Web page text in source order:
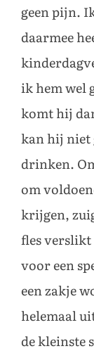
geen pijn.
daarmee
ik hem wel
komt hij
kan hij niet
drinken.
om
krijgen,
fles verslikt
voor een
een zakje
helemaal
de kleinste